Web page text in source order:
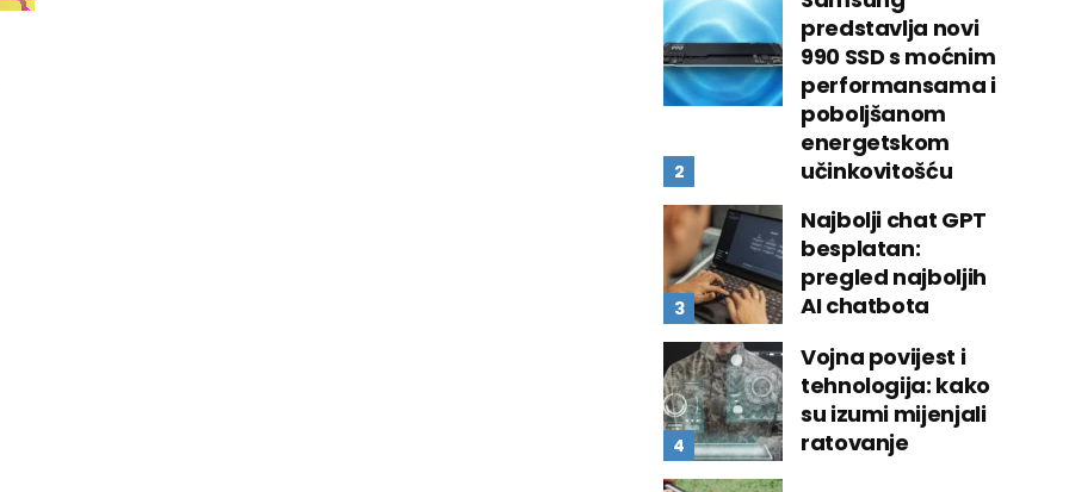
predstavlja novi
990 SSD s moćnim
performansama i
poboljšanom
energetskom
učinkovitošću
Najbolji chat GPT
besplatan:
pregled najboljih
AI chatbota
Vojna povijest i
tehnologija: kako
su izumi mijenjali
ratovanje